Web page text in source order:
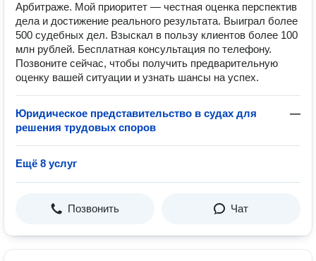
Арбитраже. Мой приоритет — честная оценка перспектив
дела и достижение реального результата. Выиграл более
500 судебных дел. Взыскал в пользу клиентов более 100
млн рублей. Бесплатная консультация по телефону.
Позвоните сейчас, чтобы получить предварительную
оценку вашей ситуации и узнать шансы на успех.
Юридическое представительство в судах для
решения трудовых споров
—
Ещё 8 услуг
Позвонить Чат